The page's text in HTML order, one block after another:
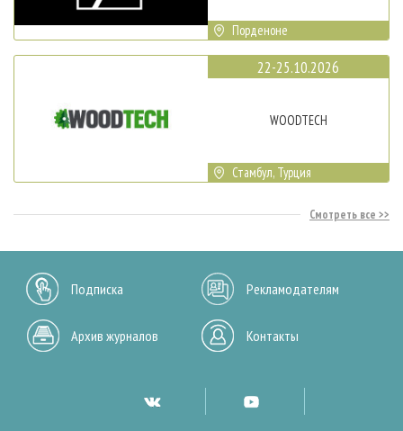
Порденоне
22-25.10.2026
WOODTECH
Стамбул, Турция
Смотреть все
Подписка Рекламодателям
Архив журналов Контакты